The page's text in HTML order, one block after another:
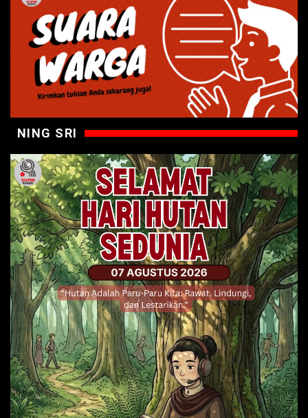
NING SRI